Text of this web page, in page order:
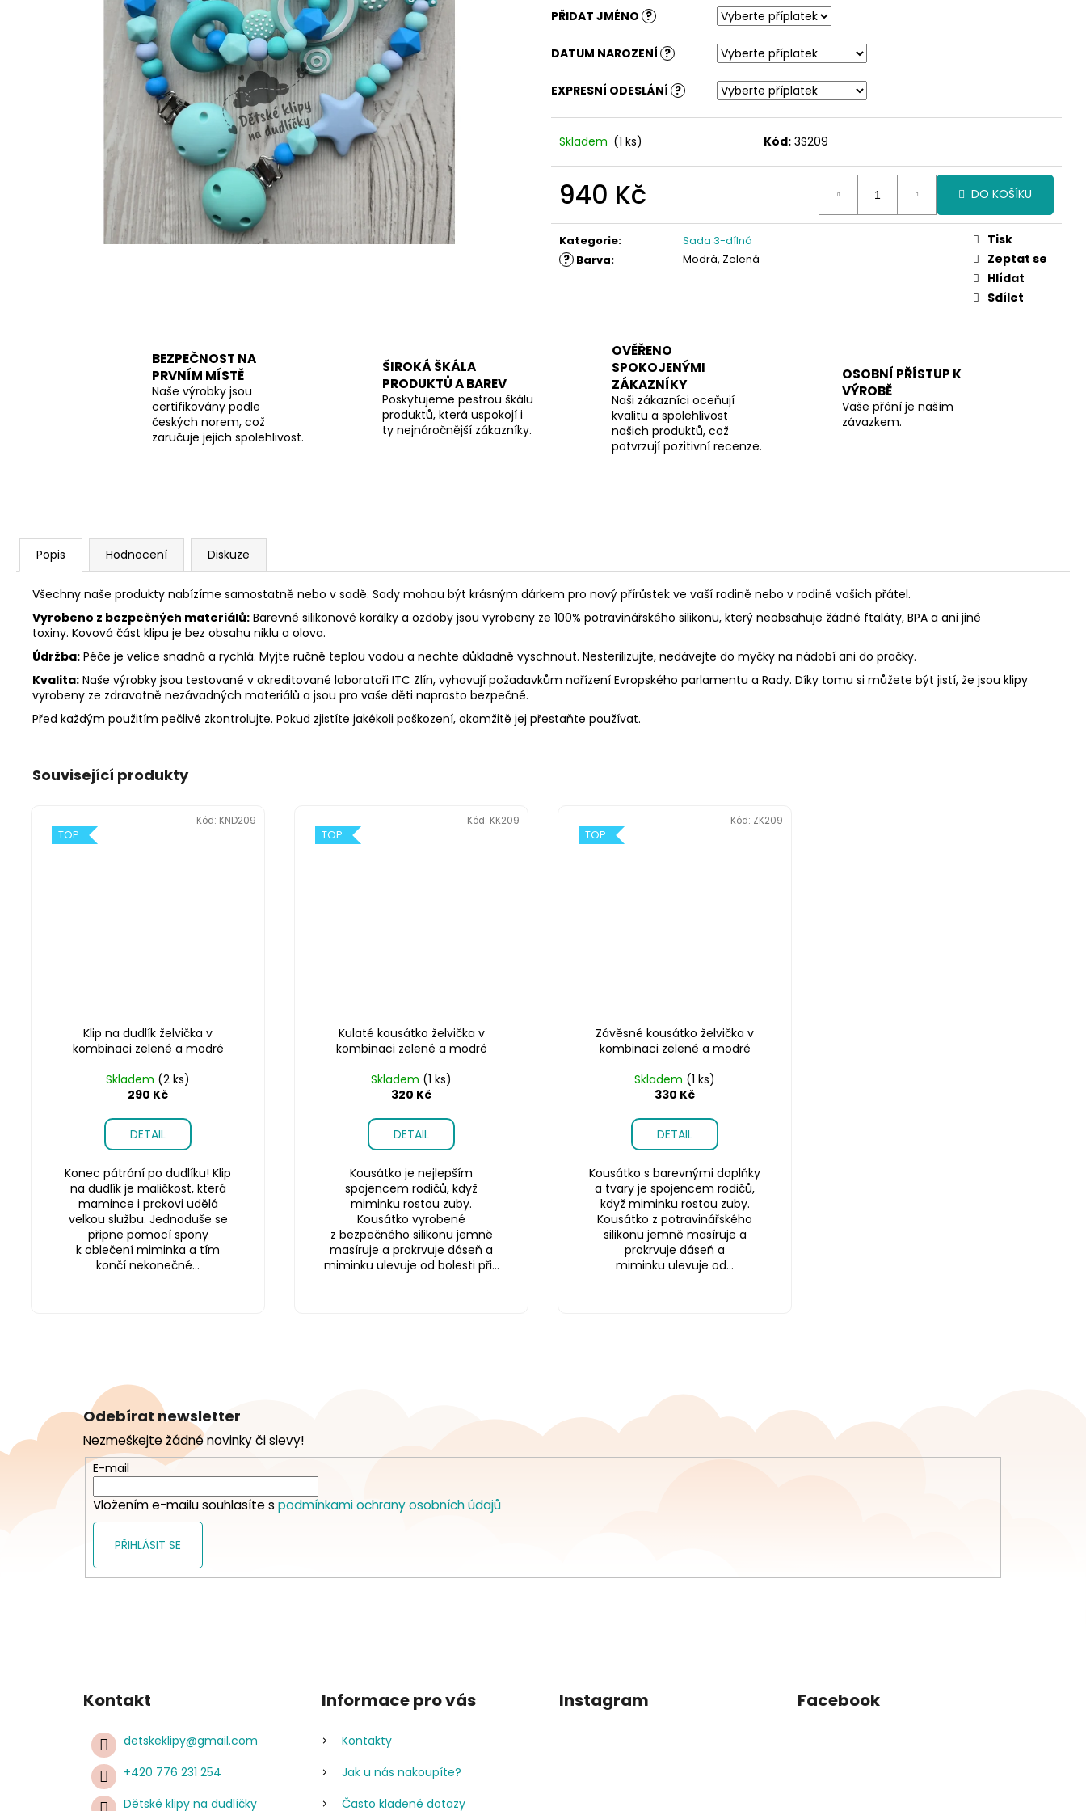
PŘIDAT JMÉNO ?
DATUM NAROZENÍ ?
EXPRESNÍ ODESLÁNÍ ?
Skladem (1 ks) Kód: 3S209
940 Kč
cena:
DO KOŠÍKU
Kategorie: Sada 3-dílná
? Barva: Modrá, Zelená
Tisk
Zeptat se
Hlídat
Sdílet
BEZPEČNOST NA
PRVNÍM MÍSTĚ
Naše výrobky jsou
certifikovány podle
českých norem, což
zaručuje jejich spolehlivost.
ŠIROKÁ ŠKÁLA
PRODUKTŮ A BAREV
Poskytujeme pestrou škálu
produktů, která uspokojí i
ty nejnáročnější zákazníky.
OVĚŘENO
SPOKOJENÝMI
ZÁKAZNÍKY
Naši zákazníci oceňují
kvalitu a spolehlivost
našich produktů, což
potvrzují pozitivní recenze.
OSOBNÍ PŘÍSTUP K
VÝROBĚ
Vaše přání je naším
závazkem.
Popis Hodnocení Diskuze
Všechny naše produkty nabízíme samostatně nebo v sadě. Sady mohou být krásným dárkem pro nový přírůstek ve vaší rodině nebo v rodině vašich přátel.
Vyrobeno z bezpečných materiálů: Barevné silikonové korálky a ozdoby jsou vyrobeny ze 100% potravinářského silikonu, který neobsahuje žádné ftaláty, BPA a ani jiné
toxiny. Kovová část klipu je bez obsahu niklu a olova.
Údržba: Péče je velice snadná a rychlá. Myjte ručně teplou vodou a nechte důkladně vyschnout. Nesterilizujte, nedávejte do myčky na nádobí ani do pračky.
Kvalita: Naše výrobky jsou testované v akreditované laboratoři ITC Zlín, vyhovují požadavkům nařízení Evropského parlamentu a Rady. Díky tomu si můžete být jistí, že jsou klipy
vyrobeny ze zdravotně nezávadných materiálů a jsou pro vaše děti naprosto bezpečné.
Před každým použitím pečlivě zkontrolujte. Pokud zjistíte jakékoli poškození, okamžitě jej přestaňte používat.
Související produkty
TOP
Klip na dudlík želvička v
kombinaci zelené a modré
Skladem (2 ks)
290 Kč
DETAIL
Konec pátrání po dudlíku! Klip
na dudlík je maličkost, která
mamince i prckovi udělá
velkou službu. Jednoduše se
připne pomocí spony
k oblečení miminka a tím
končí nekonečné...
Kód: KND209
TOP
Kulaté kousátko želvička v
kombinaci zelené a modré
Skladem (1 ks)
320 Kč
DETAIL
Kousátko je nejlepším
spojencem rodičů, když
miminku rostou zuby.
Kousátko vyrobené
z bezpečného silikonu jemně
masíruje a prokrvuje dáseň a
miminku ulevuje od bolesti při...
Kód: KK209
TOP
Závěsné kousátko želvička v
kombinaci zelené a modré
Skladem (1 ks)
330 Kč
DETAIL
Kousátko s barevnými doplňky
a tvary je spojencem rodičů,
když miminku rostou zuby.
Kousátko z potravinářského
silikonu jemně masíruje a
prokrvuje dáseň a
miminku ulevuje od...
Kód: ZK209
a
Odebírat newsletter
Nezmeškejte žádné novinky či slevy!
E-mail
Vložením e-mailu souhlasíte s podmínkami ochrany osobních údajů
PŘIHLÁSIT SE
Kontakt
detskeklipy@gmail.com
+420 776 231 254
Dětské klipy na dudlíčky
Informace pro vás
Kontakty
Jak u nás nakoupíte?
Často kladené dotazy
Instagram Facebook